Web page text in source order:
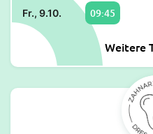
Fr., 9.10. 09:45
Weitere